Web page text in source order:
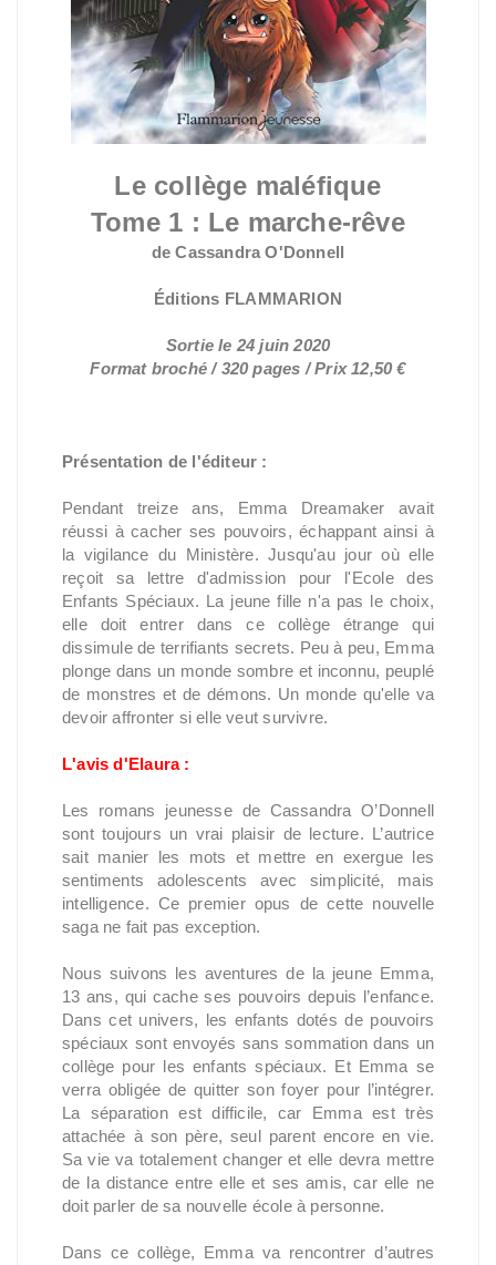
Le collège maléfique
Tome 1 : Le marche-rêve
de Cassandra O'Donnell
Éditions FLAMMARION
Sortie le 24 juin 2020
Format broché / 320 pages / Prix 12,50 €
Présentation de l'éditeur :
Pendant treize ans, Emma Dreamaker avait
réussi à cacher ses pouvoirs, échappant ainsi à
la vigilance du Ministère. Jusqu'au jour où elle
reçoit sa lettre d'admission pour l'Ecole des
Enfants Spéciaux. La jeune fille n'a pas le choix,
elle doit entrer dans ce collège étrange qui
dissimule de terrifiants secrets. Peu à peu, Emma
plonge dans un monde sombre et inconnu, peuplé
de monstres et de démons. Un monde qu'elle va
devoir affronter si elle veut survivre.
L'avis d'Elaura :
Les romans jeunesse de Cassandra O’Donnell
sont toujours un vrai plaisir de lecture. L’autrice
sait manier les mots et mettre en exergue les
sentiments adolescents avec simplicité, mais
intelligence. Ce premier opus de cette nouvelle
saga ne fait pas exception.
Nous suivons les aventures de la jeune Emma,
13 ans, qui cache ses pouvoirs depuis l’enfance.
Dans cet univers, les enfants dotés de pouvoirs
spéciaux sont envoyés sans sommation dans un
collège pour les enfants spéciaux. Et Emma se
verra obligée de quitter son foyer pour l’intégrer.
La séparation est difficile, car Emma est très
attachée à son père, seul parent encore en vie.
Sa vie va totalement changer et elle devra mettre
de la distance entre elle et ses amis, car elle ne
doit parler de sa nouvelle école à personne.
Dans ce collège, Emma va rencontrer d’autres